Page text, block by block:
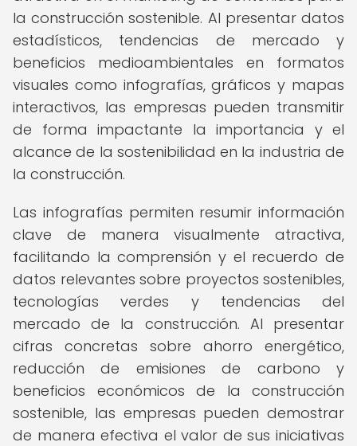
la construcción sostenible. Al presentar datos
estadísticos, tendencias de mercado y
beneficios medioambientales en formatos
visuales como infografías, gráficos y mapas
interactivos, las empresas pueden transmitir
de forma impactante la importancia y el
alcance de la sostenibilidad en la industria de
la construcción.
Las infografías permiten resumir información
clave de manera visualmente atractiva,
facilitando la comprensión y el recuerdo de
datos relevantes sobre proyectos sostenibles,
tecnologías verdes y tendencias del
mercado de la construcción. Al presentar
cifras concretas sobre ahorro energético,
reducción de emisiones de carbono y
beneficios económicos de la construcción
sostenible, las empresas pueden demostrar
de manera efectiva el valor de sus iniciativas